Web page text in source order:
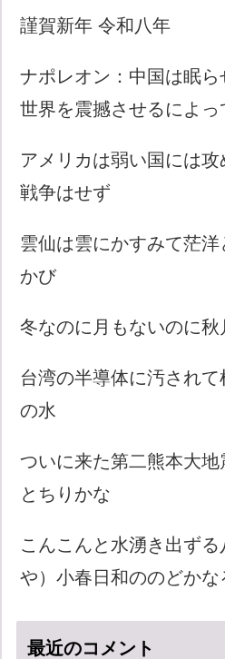
謹賀新年 令和八年
ナポレオン：中国は眠
世界を震撼させるによっ
アメリカは弱い国には
戦争はせず
雲仙は雲にかすみて茫
かび
冬なのに月もないのに秋
台湾の半導体に汚され
の水
ついに来た第二熊本大
とちりかな
こんこんと水湧き出ず
や）小春日和ののどかな
最近のコメント